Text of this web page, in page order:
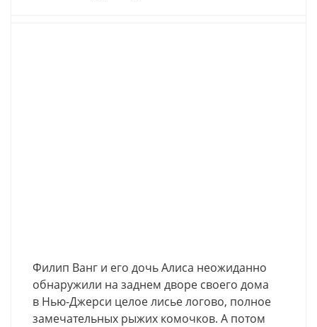
Филип Ванг и его дочь Алиса неожиданно
обнаружили на заднем дворе своего дома
в Нью-Джерси целое лисье логово, полное
замечательных рыжих комочков. А потом